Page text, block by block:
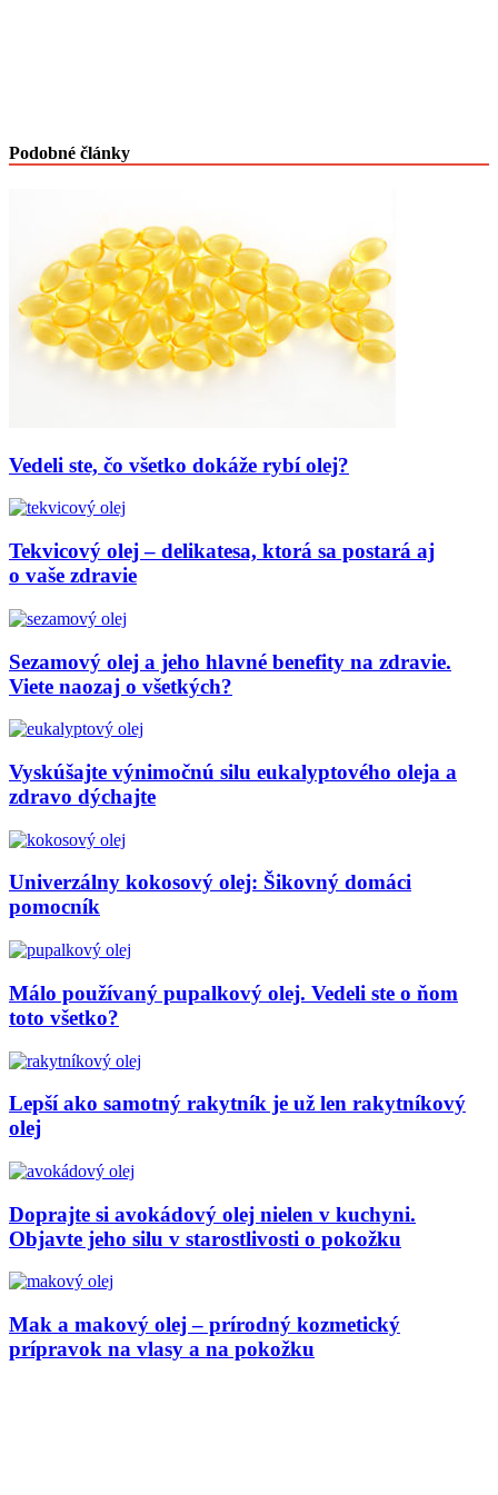
Podobné články
Vedeli ste, čo všetko dokáže rybí olej?
Tekvicový olej – delikatesa, ktorá sa postará aj
o vaše zdravie
Sezamový olej a jeho hlavné benefity na zdravie.
Viete naozaj o všetkých?
Vyskúšajte výnimočnú silu eukalyptového oleja a
zdravo dýchajte
Univerzálny kokosový olej: Šikovný domáci
pomocník
Málo používaný pupalkový olej. Vedeli ste o ňom
toto všetko?
Lepší ako samotný rakytník je už len rakytníkový
olej
Doprajte si avokádový olej nielen v kuchyni.
Objavte jeho silu v starostlivosti o pokožku
Mak a makový olej – prírodný kozmetický
prípravok na vlasy a na pokožku